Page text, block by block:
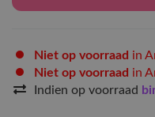
Niet op voorraad in
Niet op voorraad in
Indien op voorraad